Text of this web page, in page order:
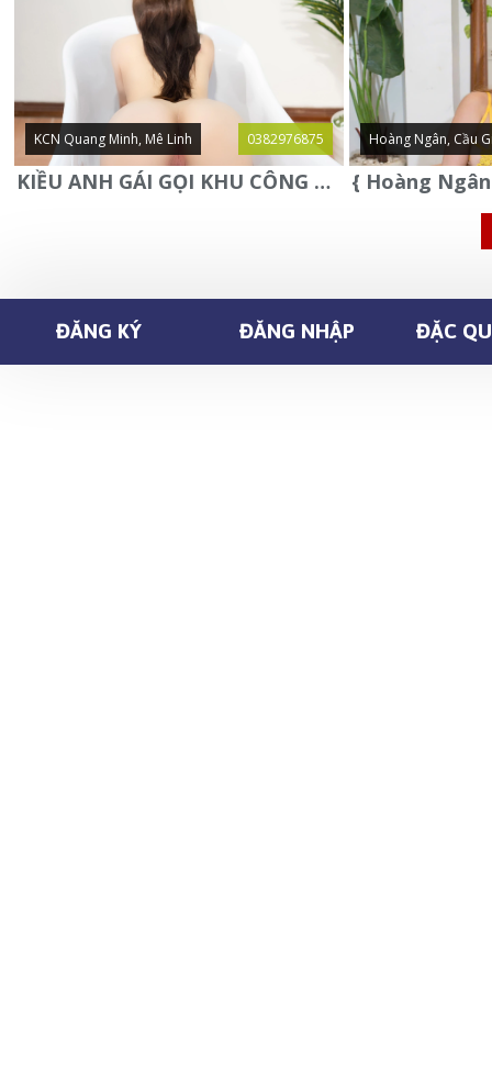
KCN Quang Minh, Mê Linh 0382976875
KIỀU ANH GÁI GỌI KHU CÔNG NGHIỆP QUANG MINH - MÊ LINH
Hoàng Ngân, Cầu
ĐĂNG KÝ ĐĂNG NHẬP ĐẶC